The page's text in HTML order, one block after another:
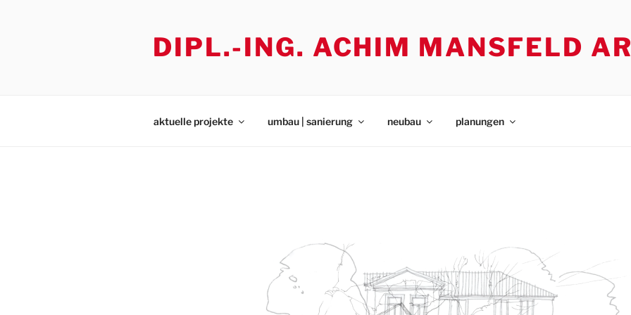
DIPL.-ING. ACHIM MANSFELD
aktuelle projekte umbau | sanierung neubau planungen